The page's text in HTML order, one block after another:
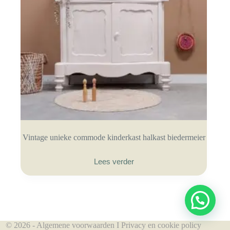
Vintage unieke commode kinderkast halkast biedermeier
Lees verder
© 2026 - Algemene voorwaarden I Privacy en cookie policy